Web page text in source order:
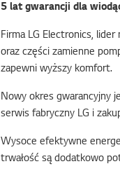
5 lat gwarancji dla
Firma LG Electronics, lider
oraz części zamienne
zapewni wyższy komfort.
Nowy okres gwarancyjny
serwis fabryczny LG i
Wysoce efektywne
trwałość są dodatkowo